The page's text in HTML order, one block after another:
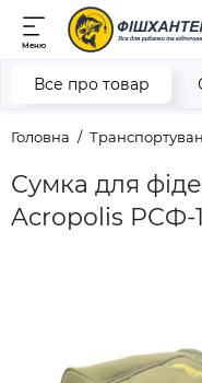
Меню
Головна
Сумка для
Acropolis РСФ-
Все про товар